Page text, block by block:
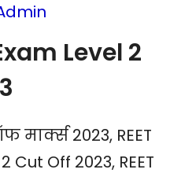
Level 2
2023, REET
Cut Off 2023, REET